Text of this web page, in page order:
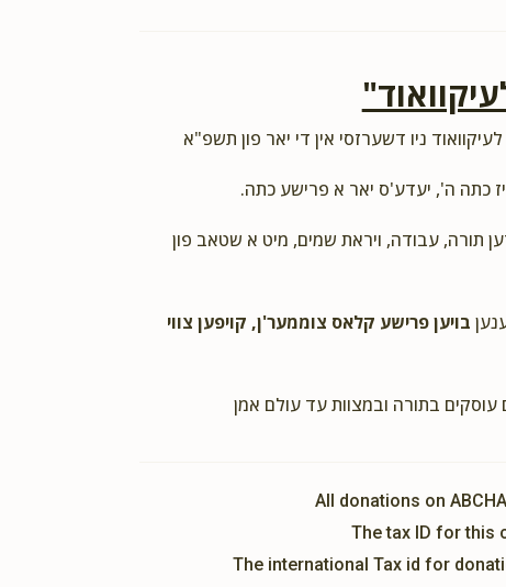
- מנהל רוחני, ר' דוד אריה אויש ומשפחתו, ר' אברהם
מרדכי בלאסבאלג ומשפחתו, ר' פישל זילבערמאן ומשפח
2 years ago
תורה
2 years ago
2 years ago
ר' נפתלי וואלדמאן ומשפחתו
תורה
ניו דשערזסי אין די יאר פון תשפ"א
כתה ה', יעדע'ס יאר א פרישע כתה.
תורה, עבודה, ויראת שמים, מיט א שטאב פון
בויען פרישע קלאס צוממער'ן, קויפען צווי
עוסקים בתורה ובמצוות עד עולם אמן
All donations on
The tax ID for this
The international Tax id for